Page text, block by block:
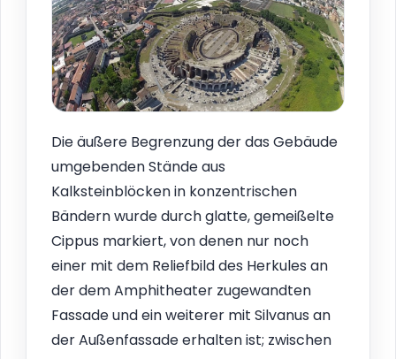
Die äußere Begrenzung der das Gebäude
umgebenden Stände aus
Kalksteinblöcken in konzentrischen
Bändern wurde durch glatte, gemeißelte
Cippus markiert, von denen nur noch
einer mit dem Reliefbild des Herkules an
der dem Amphitheater zugewandten
Fassade und ein weiterer mit Silvanus an
der Außenfassade erhalten ist; zwischen